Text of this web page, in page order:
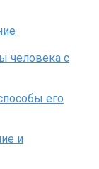
человека с
его
и